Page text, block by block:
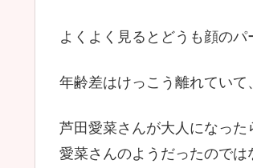
よくよく見るとどうも顔の
年齢差はけっこう離れていて
芦田愛菜さんが大人になっ
愛菜さんのようだったのでは